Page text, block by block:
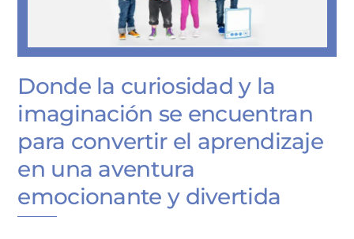
Donde la curiosidad y la
imaginación se encuentran
para convertir el aprendizaje
en una aventura
emocionante y divertida